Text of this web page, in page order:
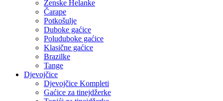
Ženske Helanke
Čarape
Potkošulje
Duboke gaćice
Poluduboke gaćice
Klasične gaćice
Brazilke
Tange
Djevojčice
Djevojčice Kompleti
Gaćice za tinejdžerke